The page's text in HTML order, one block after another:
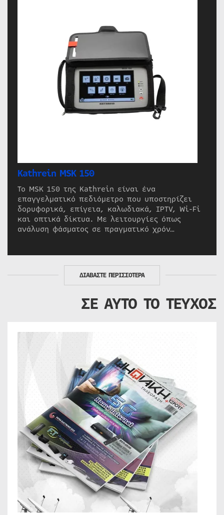
Kathrein MSK 150
Το MSK 150 της Kathrein είναι ένα
επαγγελματικό πεδιόμετρο που υποστηρίζει
δορυφορικά, επίγεια, καλωδιακά, IPTV, Wi-Fi
και οπτικά δίκτυα. Με λειτουργίες όπως
ανάλυση φάσματος σε πραγματικό χρόν…
ΔΙΑΒΑΣΤΕ ΠΕΡΙΣΣΟΤΕΡΑ
ΣΕ ΑΥΤΟ ΤΟ ΤΕΥΧΟΣ